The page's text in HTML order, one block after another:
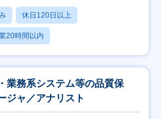
休日120日以上
20時間以内
業務系システム等の品質保
ジャ／アナリスト